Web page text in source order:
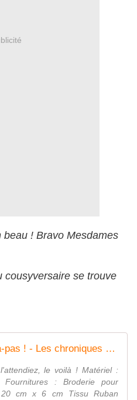
beau ! Bravo Mesdames
cousyversaire se trouve
Cousyversaire : le pas-à-pas ! - Les chroniques de Frimousse
le voilà ! Matériel :
Fournitures : Broderie pour
cm x 6 cm Tissu Ruban